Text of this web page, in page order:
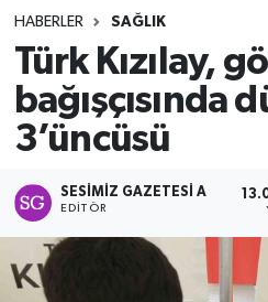
HABERLER SAĞLIK
Türk Kızılay,
bağışçısında
3’üncüsü
SESIMIZ GAZETESI A
EDITÖR
Ekonomi
Genel
Gündem
Magazin
Hava Durumu
Namaz Vakitleri
Trafik Durumu
Süper Lig Puan Durumu
Tüm Manşetler
Son Dakika Haberleri